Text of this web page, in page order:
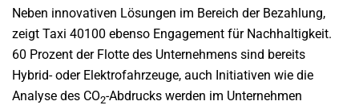
Neben innovativen Lösungen im Bereich der Bezahlung,
zeigt Taxi 40100 ebenso Engagement für Nachhaltigkeit.
60 Prozent der Flotte des Unternehmens sind bereits
Hybrid- oder Elektrofahrzeuge, auch Initiativen wie die
Analyse des CO2-Abdrucks werden im Unternehmen